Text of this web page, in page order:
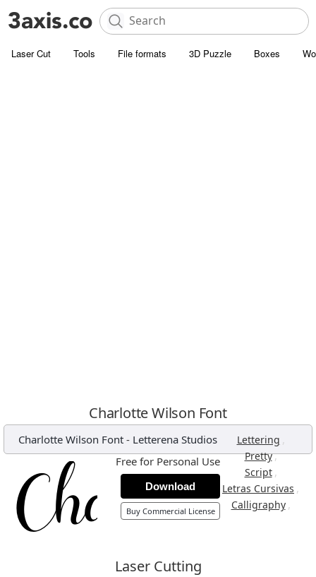
Laser Cut Tools File formats 3D Puzzle Boxes
Charlotte Wilson Font
Charlotte Wilson Font- Letterena Studios Lettering ,
Pretty,
Script ,
Letras Cursivas ,
Calligraphy ,
Free for Personal Use
Download
Buy Commercial License
Laser Cutting